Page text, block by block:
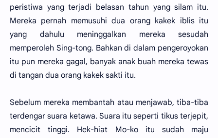
peristiwa yang terjadi belasan tahun yang silam itu.
Mereka pernah memusuhi dua orang kakek iblis itu
yang dahulu meninggalkan mereka sesudah
memperoleh Sing-tong. Bahkan di dalam pengeroyokan
itu pun mereka gagal, banyak anak buah mereka tewas
di tangan dua orang kakek sakti itu.
Sebelum mereka membantah atau menjawab, tiba-tiba
terdengar suara ketawa. Suara itu seperti tikus terjepit,
mencicit tinggi. Hek-hiat Mo-ko itu sudah maju